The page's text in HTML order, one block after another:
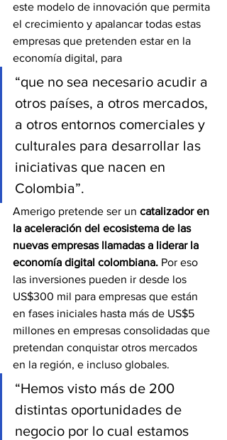
este modelo de innovación que permita
el crecimiento y apalancar todas estas
empresas que pretenden estar en la
economía digital, para
“que no sea necesario acudir a
otros países, a otros mercados,
a otros entornos comerciales y
culturales para desarrollar las
iniciativas que nacen en
Colombia”.
Amerigo pretende ser un catalizador en
la aceleración del ecosistema de las
nuevas empresas llamadas a liderar la
economía digital colombiana. Por eso
las inversiones pueden ir desde los
US$300 mil para empresas que están
en fases iniciales hasta más de US$5
millones en empresas consolidadas que
pretendan conquistar otros mercados
en la región, e incluso globales.
“Hemos visto más de 200
distintas oportunidades de
negocio por lo cual estamos